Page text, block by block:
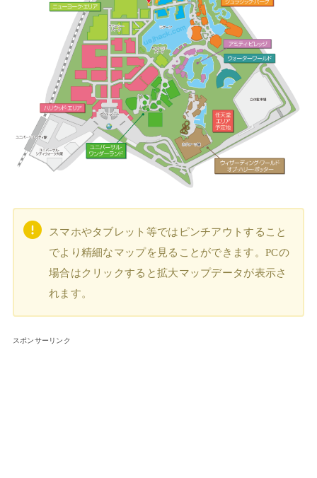
スマホやタブレット等ではピンチアウトすること
でより精細なマップを見ることができます。PCの
場合はクリックすると拡大マップデータが表示さ
れます。
スポンサーリンク